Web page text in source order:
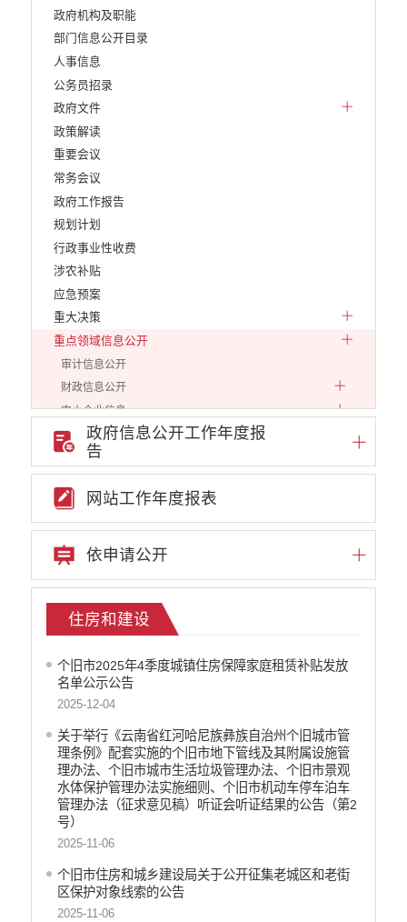
政府机构及职能
部门信息公开目录
人事信息
公务员招录
政府文件
政策解读
重要会议
常务会议
政府工作报告
规划计划
行政事业性收费
涉农补贴
应急预案
重大决策
重点领域信息公开
审计信息公开
财政信息公开
中小企业信息
行政审批信息
环保信息
就业创业
文化、旅游
民政信息
乡村振兴
农业发展
气象信息
林业信息
教育教学
医疗卫生
重大建设项目信息
住房和建设
公共资源交易信息
征地信息
政府信息公开工作年度报
告
网站工作年度报表
依申请公开
住房和建设
个旧市2025年4季度城镇住房保障家庭租赁补贴发放
名单公示公告
2025-12-04
关于举行《云南省红河哈尼族彝族自治州个旧城市管
理条例》配套实施的个旧市地下管线及其附属设施管
理办法、个旧市城市生活垃圾管理办法、个旧市景观
水体保护管理办法实施细则、个旧市机动车停车泊车
管理办法（征求意见稿）听证会听证结果的公告（第2
号）
2025-11-06
个旧市住房和城乡建设局关于公开征集老城区和老街
区保护对象线索的公告
2025-11-06